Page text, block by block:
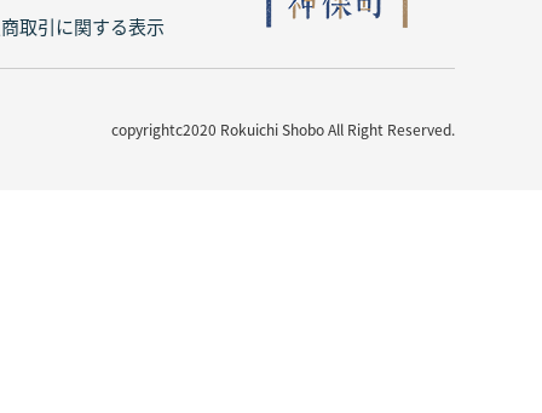
取引に関する表示
copyrightc2020 Rokuichi Shobo All Right Reserved.